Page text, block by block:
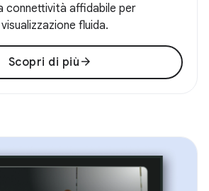
connettività affidabile per
fluida.
Scopri di più arrow_forward